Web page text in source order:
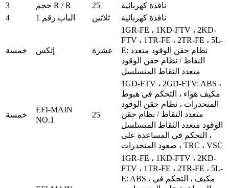
3
حجم R / R 25
نافذة كهربائية
4
الباب رقم 1 ثلاثين نافذة كهربائية
خمسة إتكس عشرة
1GR-FE ، 1KD-FTV ، 2KD-
FTV ، 1TR-FE ، 2TR-FE ، 5L-
E: نظام حقن الوقود متعدد
النقاط / نظام حقن الوقود
متعدد النقاط المتسلسل
خمسة
EFI-MAIN
NO.1
25
1GD-FTV ، 2GD-FTV: ABS ،
مكيف هواء ، التحكم في هبوط
المنحدرات ، نظام حقن الوقود
متعدد النقاط / نظام حقن
الوقود متعدد النقاط المتسلسل
، التحكم في المساعدة على
صعود المنحدرات ، TRC ، VSC
1GR-FE ، 1KD-FTV ، 2KD-
FTV ، 1TR-FE ، 2TR-FE ، 5L-
E: ABS ، مكيف ، التحكم في